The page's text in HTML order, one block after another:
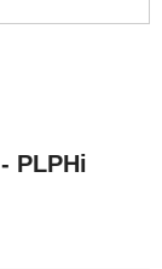
PLPHi